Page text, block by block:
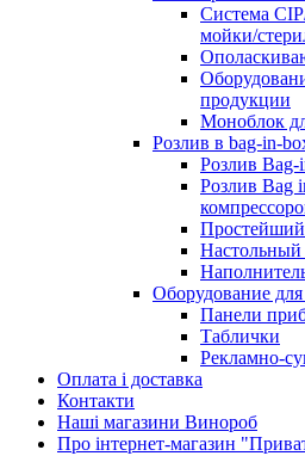
Система
мойки/
продукции
Моноблок
Розлив в bag-in-
Розлив Bag-
Розлив Bag
Простейший
Настольный
Оборудование
Панели
Таблички
Рекламно-
Оплата і доставка
Контакти
Наші магазини Винороб
Про інтернет-магазин